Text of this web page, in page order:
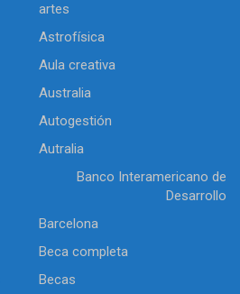
artes
Astrofísica
Aula creativa
Australia
Autogestión
Autralia
Banco Interamericano de
Desarrollo
Barcelona
Beca completa
Becas